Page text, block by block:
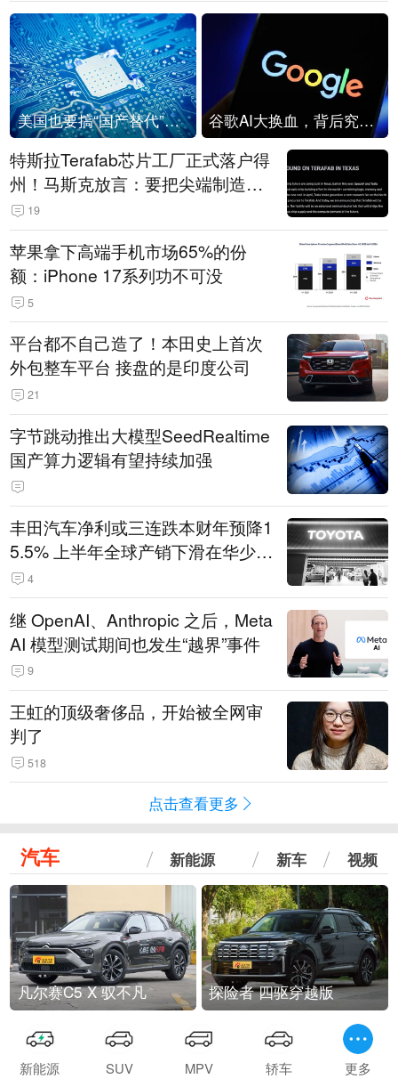
美国也要搞“国产替代”？先算清三笔账 谷歌AI大换血，背后究竟发生了什么？
特斯拉Terafab芯片工厂正式落户得
州！马斯克放言：要把尖端制造带
回美国
19
苹果拿下高端手机市场65%的份
额：iPhone 17系列功不可没
5
平台都不自己造了！本田史上首次
外包整车平台 接盘的是印度公司
21
字节跳动推出大模型SeedRealtime
国产算力逻辑有望持续加强
丰田汽车净利或三连跌本财年预降1
5.5% 上半年全球产销下滑在华少卖
14.3万辆
4
继 OpenAI、Anthropic 之后，Meta
AI 模型测试期间也发生“越界”事件
9
王虹的顶级奢侈品，开始被全网审
判了
518
点击查看更多
汽车 新能源 新车 视频
凡尔赛C5 X 驭不凡 探险者 四驱穿越版
新能源 SUV MPV 轿车 更多